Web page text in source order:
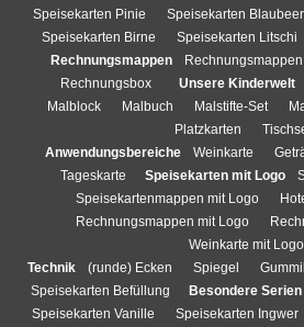
Speisekarten Pinie
Speisekarten
Speisekarten Birne
Speisekarten Litschi
Rechnungsmappen
Rechnungsmappen
Rechnungsbox
Unsere Kinderwelt
Malblock
Malbuch Malstifte-Set
Platzkarten
Anwendungsbereiche
Weinkarte
Tageskarte
Speisekarten mit Logo
Speisekartenmappen mit Logo
Rechnungsmappen mit Logo
Weinkarte mit Logo
Technik
(runde) Ecken Spiegel
Speisekarten Befüllung
Besondere Serien
Speisekarten Vanille
Speisekarten Ingwer